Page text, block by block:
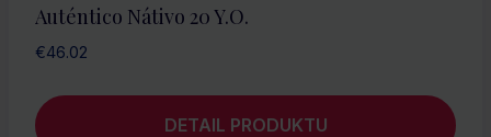
Auténtico Nátivo 20 Y.O.
€46.02
DETAIL PRODUKTU